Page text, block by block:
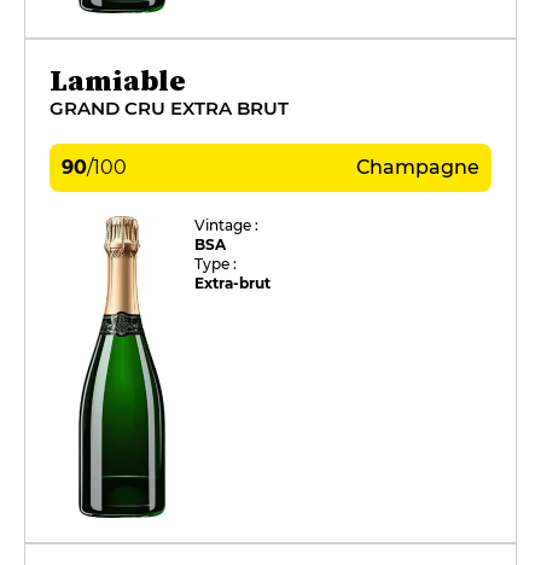
Lamiable
GRAND CRU EXTRA BRUT
90/100 Champagne
Vintage :
BSA
Type :
Extra-brut